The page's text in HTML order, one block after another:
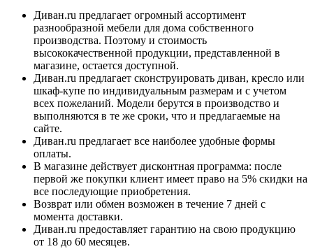
Диван.ru предлагает огромный ассортимент
разнообразной мебели для дома собственного
производства. Поэтому и стоимость
высококачественной продукции, представленной в
магазине, остается доступной.
Диван.ru предлагает сконструировать диван, кресло или
шкаф-купе по индивидуальным размерам и с учетом
всех пожеланий. Модели берутся в производство и
выполняются в те же сроки, что и предлагаемые на
сайте.
Диван.ru предлагает все наиболее удобные формы
оплаты.
В магазине действует дисконтная программа: после
первой же покупки клиент имеет право на 5% скидки на
все последующие приобретения.
Возврат или обмен возможен в течение 7 дней с
момента доставки.
Диван.ru предоставляет гарантию на свою продукцию
от 18 до 60 месяцев.